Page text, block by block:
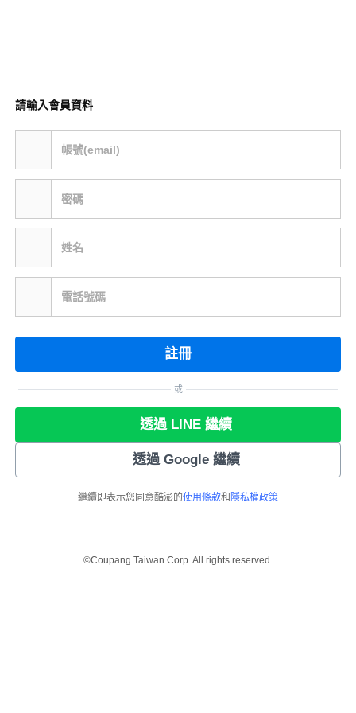
請輸入會員資料
帳號(email)
密碼
姓名
電話號碼
註冊
或
透過 LINE 繼續
透過 Google 繼續
繼續即表示您同意酷澎的使用條款和 隱私權政策
©Coupang Taiwan Corp. All rights reserved.